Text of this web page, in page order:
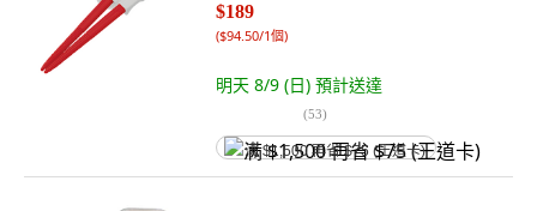
$189
($94.50/1個)
明天 8/9 (日) 預計送達
(53)
满 $1,500 再省 $75 (王道卡)